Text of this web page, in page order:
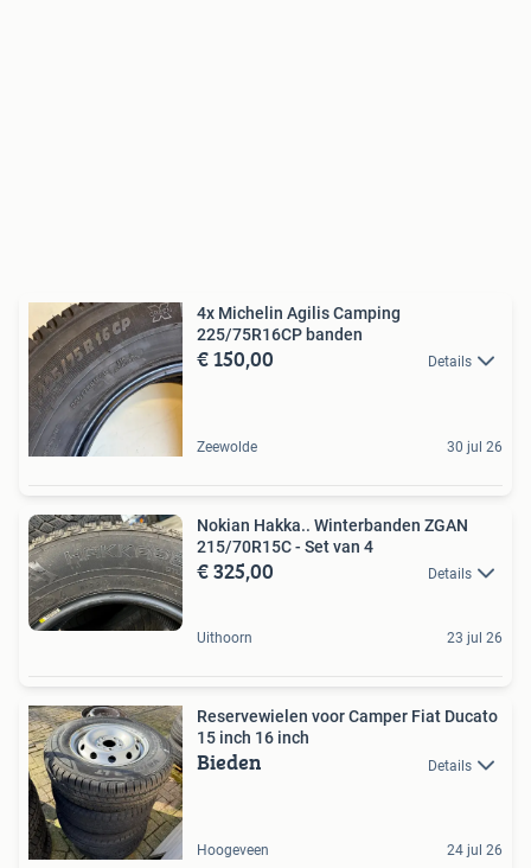
4x Michelin Agilis Camping
225/75R16CP banden
€ 150,00 Details
Zeewolde 30 jul 26
Nokian Hakka.. Winterbanden ZGAN
215/70R15C - Set van 4
€ 325,00 Details
Uithoorn 23 jul 26
Reservewielen voor Camper Fiat Ducato
15 inch 16 inch
Bieden Details
Hoogeveen 24 jul 26